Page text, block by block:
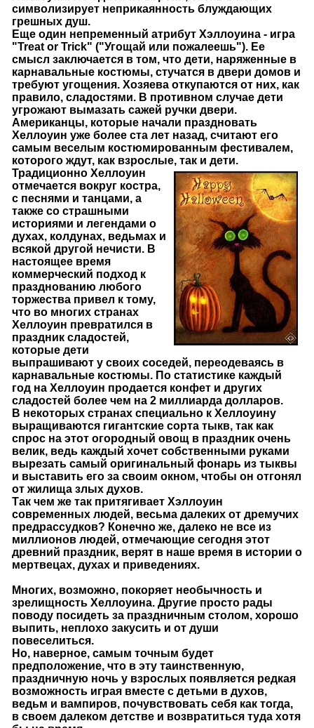
символизирует неприкаянность блуждающих
грешных душ.
Еще один непременный атрибут Хэллоуина - игра
"Treat or Trick" ("Угощай или пожалеешь"). Ее
смысл заключается в том, что дети, наряженные в
карнавальные костюмы, стучатся в двери домов и
требуют угощения. Хозяева откупаются от них, как
правило, сладостями. В противном случае дети
угрожают вымазать сажей ручки двери.
Американцы, которые начали праздновать
Хеллоуин уже более ста лет назад, считают его
самым веселым костюмированным фестивалем,
которого ждут, как взрослые, так и дети.
Традиционно Хеллоуин
отмечается вокруг костра,
с песнями и танцами, а
также со страшными
историями и легендами о
духах, колдунах, ведьмах и
всякой другой нечисти. В
настоящее время
коммерческий подход к
празднованию любого
торжества привел к тому,
что во многих странах
Хеллоуин превратился в
праздник сладостей,
которые дети
выпрашивают у своих соседей, переодеваясь в
карнавальные костюмы. По статистике каждый
год на Хеллоуин продается конфет и других
сладостей более чем на 2 миллиарда долларов.
В некоторых странах специально к Хеллоуину
выращиваются гигантские сорта тыкв, так как
спрос на этот огородный овощ в праздник очень
велик, ведь каждый хочет собственными руками
вырезать самый оригинальный фонарь из тыквы
и выставить его за своим окном, чтобы он отгонял
от жилища злых духов.
Так чем же так притягивает Хэллоуин
современных людей, весьма далеких от дремучих
предрассудков? Конечно же, далеко не все из
миллионов людей, отмечающие сегодня этот
древний праздник, верят в наше время в истории о
мертвецах, духах и приведениях.
Многих, возможно, покоряет необычность и
зрелищность Хеллоуина. Другие просто рады
поводу посидеть за праздничным столом, хорошо
выпить, неплохо закусить и от души
повеселиться.
Но, наверное, самым точным будет
предположение, что в эту таинственную,
праздничную ночь у взрослых появляется редкая
возможность играя вместе с детьми в духов,
ведьм и вампиров, почувствовать себя как тогда,
в своем далеком детстве и возвратиться туда хотя